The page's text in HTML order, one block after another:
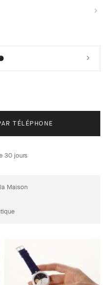
TÉLÉPHONE
30 jours
Maison